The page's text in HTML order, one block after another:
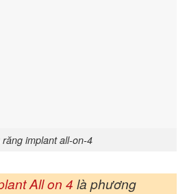
răng implant all-on-4
All on 4 là phương